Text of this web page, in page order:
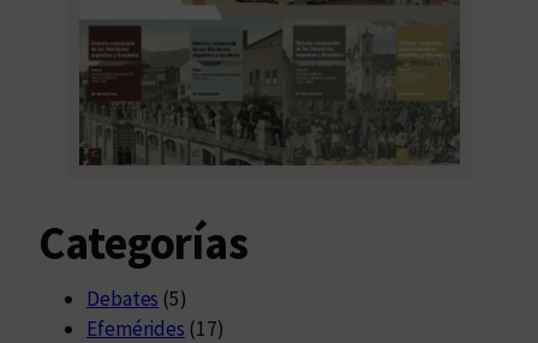
Categorías
Debates (5)
Efemérides (17)